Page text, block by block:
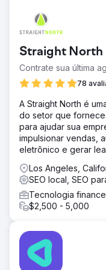
Straight North
Contrate sua última
78
A Straight North é
do setor que
para ajudar sua
impulsionar vendas,
eletrônico e gerar
Los Angeles,
SEO local, SEO
Tecnologia
$2,500 - 5,000